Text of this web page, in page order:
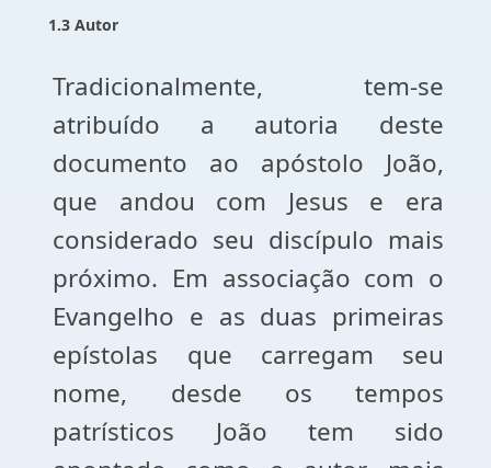
1.3 Autor
Tradicionalmente, tem-se
atribuído a autoria deste
documento ao apóstolo João,
que andou com Jesus e era
considerado seu discípulo mais
próximo. Em associação com o
Evangelho e as duas primeiras
epístolas que carregam seu
nome, desde os tempos
patrísticos João tem sido